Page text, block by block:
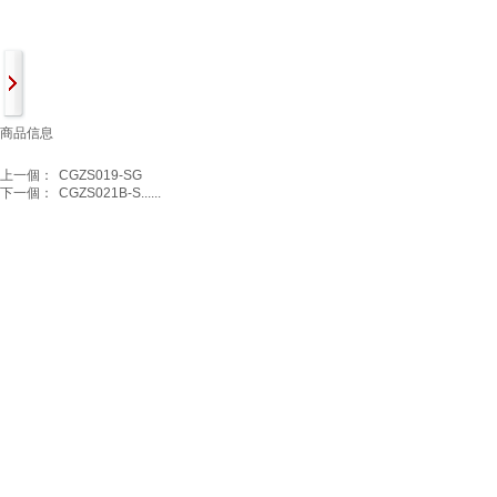
商品信息
上一個：
CGZS019-SG
下一個：
CGZS021B-S......